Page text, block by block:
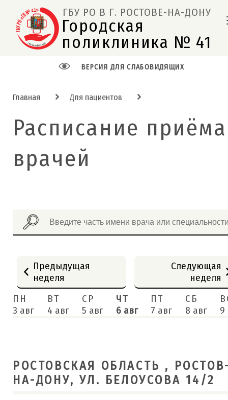
ГБУ РО В Г. РОСТОВЕ-НА-ДОНУ
Городская
поликлиника № 41
ВЕРСИЯ ДЛЯ СЛАБОВИДЯЩИХ
Главная Для пациентов
Расписание приёма
врачей
Предыдущая
неделя
Следующая
неделя
ПН
3 авг
ВТ
4 авг
СР
5 авг
ЧТ
6 авг
ПТ
7 авг
СБ
8 авг
9
РОСТОВСКАЯ ОБЛАСТЬ ,
НА-ДОНУ, УЛ. БЕЛОУСОВА 14/2